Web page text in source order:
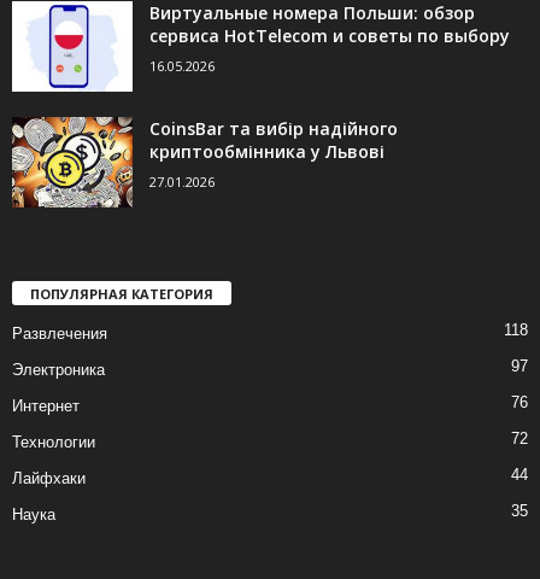
Виртуальные номера Польши: обзор
сервиса HotTelecom и советы по выбору
16.05.2026
CoinsBar та вибір надійного
криптообмінника у Львові
27.01.2026
ПОПУЛЯРНАЯ КАТЕГОРИЯ
Развлечения 118
Электроника 97
Интернет 76
Технологии 72
Лайфхаки 44
Наука 35